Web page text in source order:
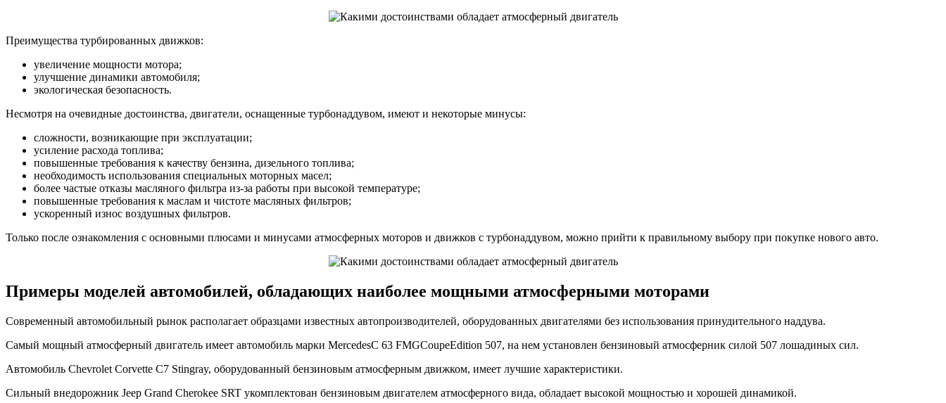
Преимущества турбированных движков:
увеличение мощности мотора;
улучшение динамики автомобиля;
экологическая безопасность.
Несмотря на очевидные достоинства, двигатели, оснащенные турбонаддувом, имеют и некоторые минусы:
сложности, возникающие при эксплуатации;
усиление расхода топлива;
повышенные требования к качеству бензина, дизельного топлива;
необходимость использования специальных моторных масел;
более частые отказы масляного фильтра из-за работы при высокой температуре;
повышенные требования к маслам и чистоте масляных фильтров;
ускоренный износ воздушных фильтров.
Только после ознакомления с основными плюсами и минусами атмосферных моторов и движков с турбонаддувом, можно прийти к правильному выбору при покупке нового авто.
Примеры моделей автомобилей, обладающих наиболее мощными атмосферными моторами
Современный автомобильный рынок располагает образцами известных автопроизводителей, оборудованных двигателями без использования принудительного наддува.
Самый мощный атмосферный двигатель имеет автомобиль марки MercedesC 63 FMGCoupeEdition 507, на нем установлен бензиновый атмосферник силой 507 лошадиных сил.
Автомобиль Chevrolet Corvette C7 Stingray, оборудованный бензиновым атмосферным движком, имеет лучшие характеристики.
Сильный внедорожник Jeep Grand Cherokee SRT укомплектован бензиновым двигателем атмосферного вида, обладает высокой мощностью и хорошей динамикой.